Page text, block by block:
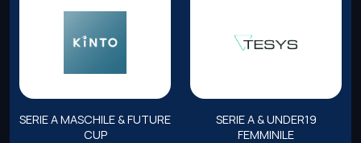
SERIE A MASCHILE & FUTURE
CUP
SERIE A & UNDER19
FEMMINILE